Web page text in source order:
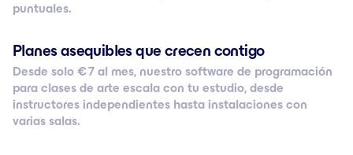
puntuales.
Planes asequibles que crecen contigo
Desde solo € 7 al mes, nuestro software de programación
para clases de arte escala con tu estudio, desde
instructores independientes hasta instalaciones con
varias salas.